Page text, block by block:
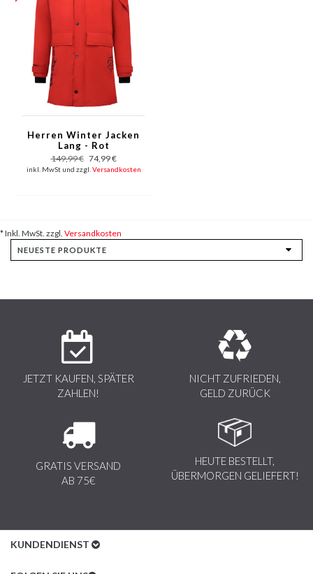
Herren Winter Jacken
Lang - Rot
149,99 € 74,99 €
inkl. MwSt und zzgl. Versandkosten
* Inkl. MwSt. zzgl. Versandkosten
JETZT KAUFEN, SPÄTER
ZAHLEN!
NICHT ZUFRIEDEN,
GELD ZURÜCK
GRATIS VERSAND
AB 75€
HEUTE BESTELLT,
ÜBERMORGEN GELIEFERT!
KUNDENDIENST
Kundenservice